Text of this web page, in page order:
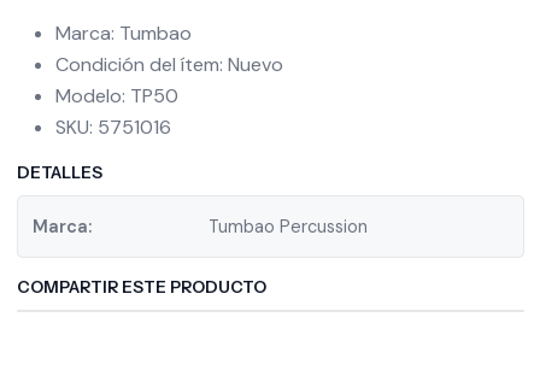
Marca: Tumbao
Condición del ítem: Nuevo
Modelo: TP50
SKU: 5751016
DETALLES
Marca: Tumbao Percussion
COMPARTIR ESTE PRODUCTO